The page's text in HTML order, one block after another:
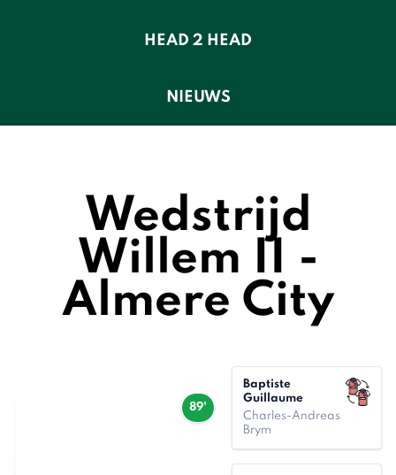
HEAD 2 HEAD
NIEUWS
Wedstrijd
Willem II -
Almere City
89'
Baptiste
Guillaume
Charles-Andreas
Brym